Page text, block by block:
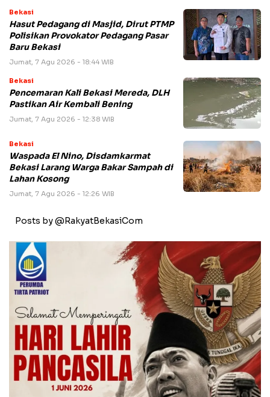
Bekasi
Hasut Pedagang di Masjid, Dirut PTMP
Polisikan Provokator Pedagang Pasar
Baru Bekasi
Jumat, 7 Agu 2026 - 18:44 WIB
Bekasi
Pencemaran Kali Bekasi Mereda, DLH
Pastikan Air Kembali Bening
Jumat, 7 Agu 2026 - 12:38 WIB
Bekasi
Waspada El Nino, Disdamkarmat
Bekasi Larang Warga Bakar Sampah di
Lahan Kosong
Jumat, 7 Agu 2026 - 12:26 WIB
Posts by @RakyatBekasiCom